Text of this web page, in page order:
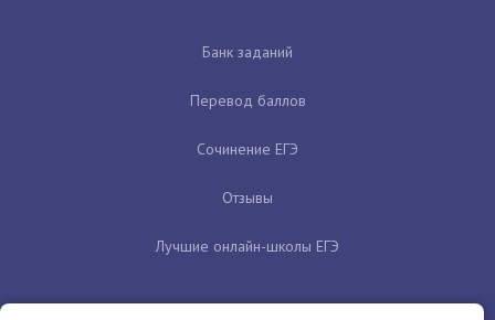
Банк заданий
Перевод баллов
Сочинение ЕГЭ
Отзывы
Лучшие онлайн-школы ЕГЭ